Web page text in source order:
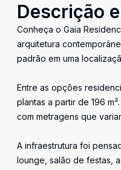
Descrição
Conheça o Gaia
arquitetura
padrão em uma
Entre as opções
plantas a partir de 196
com metragens que
A infraestrutura foi
lounge, salão de festas,